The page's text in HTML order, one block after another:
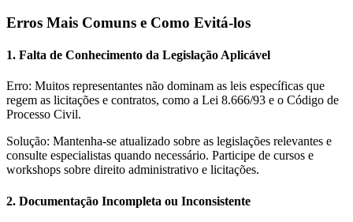
Erros Mais Comuns e Como Evitá-los
1. Falta de Conhecimento da Legislação Aplicável
Erro: Muitos representantes não dominam as leis específicas que
regem as licitações e contratos, como a Lei 8.666/93 e o Código de
Processo Civil.
Solução: Mantenha-se atualizado sobre as legislações relevantes e
consulte especialistas quando necessário. Participe de cursos e
workshops sobre direito administrativo e licitações.
2. Documentação Incompleta ou Inconsistente